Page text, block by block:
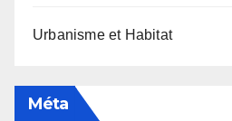
Urbanisme et Habitat
Méta